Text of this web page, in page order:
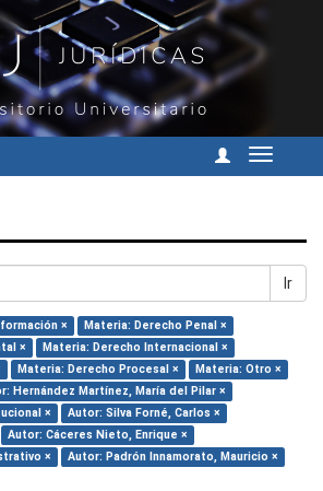
Cambiar
Ir
×
Materia: Derecho Penal ×
×
Materia: Derecho Internacional ×
Materia: Derecho Procesal ×
Materia: Otro ×
Hernández Martínez, María del Pilar ×
×
Autor: Silva Forné, Carlos ×
Autor: Cáceres Nieto, Enrique ×
×
Autor: Padrón Innamorato, Mauricio ×